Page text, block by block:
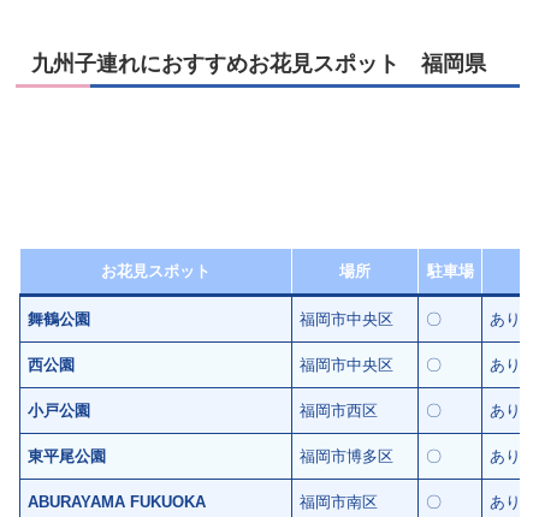
九州子連れにおすすめお花見スポット 福岡県
お花見スポット 場所 駐車場
舞鶴公園 福岡市中央区 〇 あり※
西公園 福岡市中央区 〇 あり※
小戸公園 福岡市西区 〇 あり※
東平尾公園 福岡市博多区 〇 あり
ABURAYAMA FUKUOKA 福岡市南区 〇 あり※